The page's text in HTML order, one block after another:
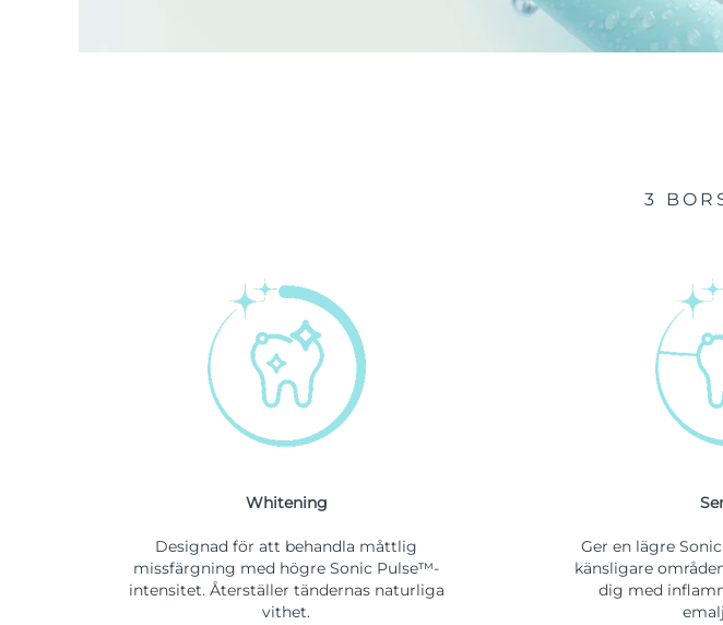
3
Whitening
Designad för att behandla måttlig
missfärgning med högre Sonic Pulse™-
intensitet. Återställer tändernas naturliga
vithet.
Ger en lägre
känsligare
dig med